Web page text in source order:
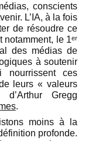
conscients
L’IA, à la fois
de résoudre ce
le 1ᵉʳ
des médias de
à soutenir
nourrissent ces
leurs « valeurs
Gregg
.
moins à la
profonde.